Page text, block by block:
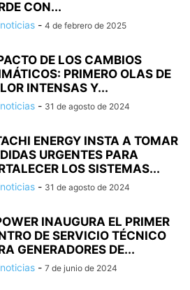
CON...
- 4 de febrero de 2025
DE LOS CAMBIOS
PRIMERO OLAS DE
INTENSAS Y...
- 31 de agosto de 2024
ENERGY INSTA A TOMAR
URGENTES PARA
LOS SISTEMAS...
- 31 de agosto de 2024
INAUGURA EL PRIMER
DE SERVICIO TÉCNICO
GENERADORES DE...
- 7 de junio de 2024